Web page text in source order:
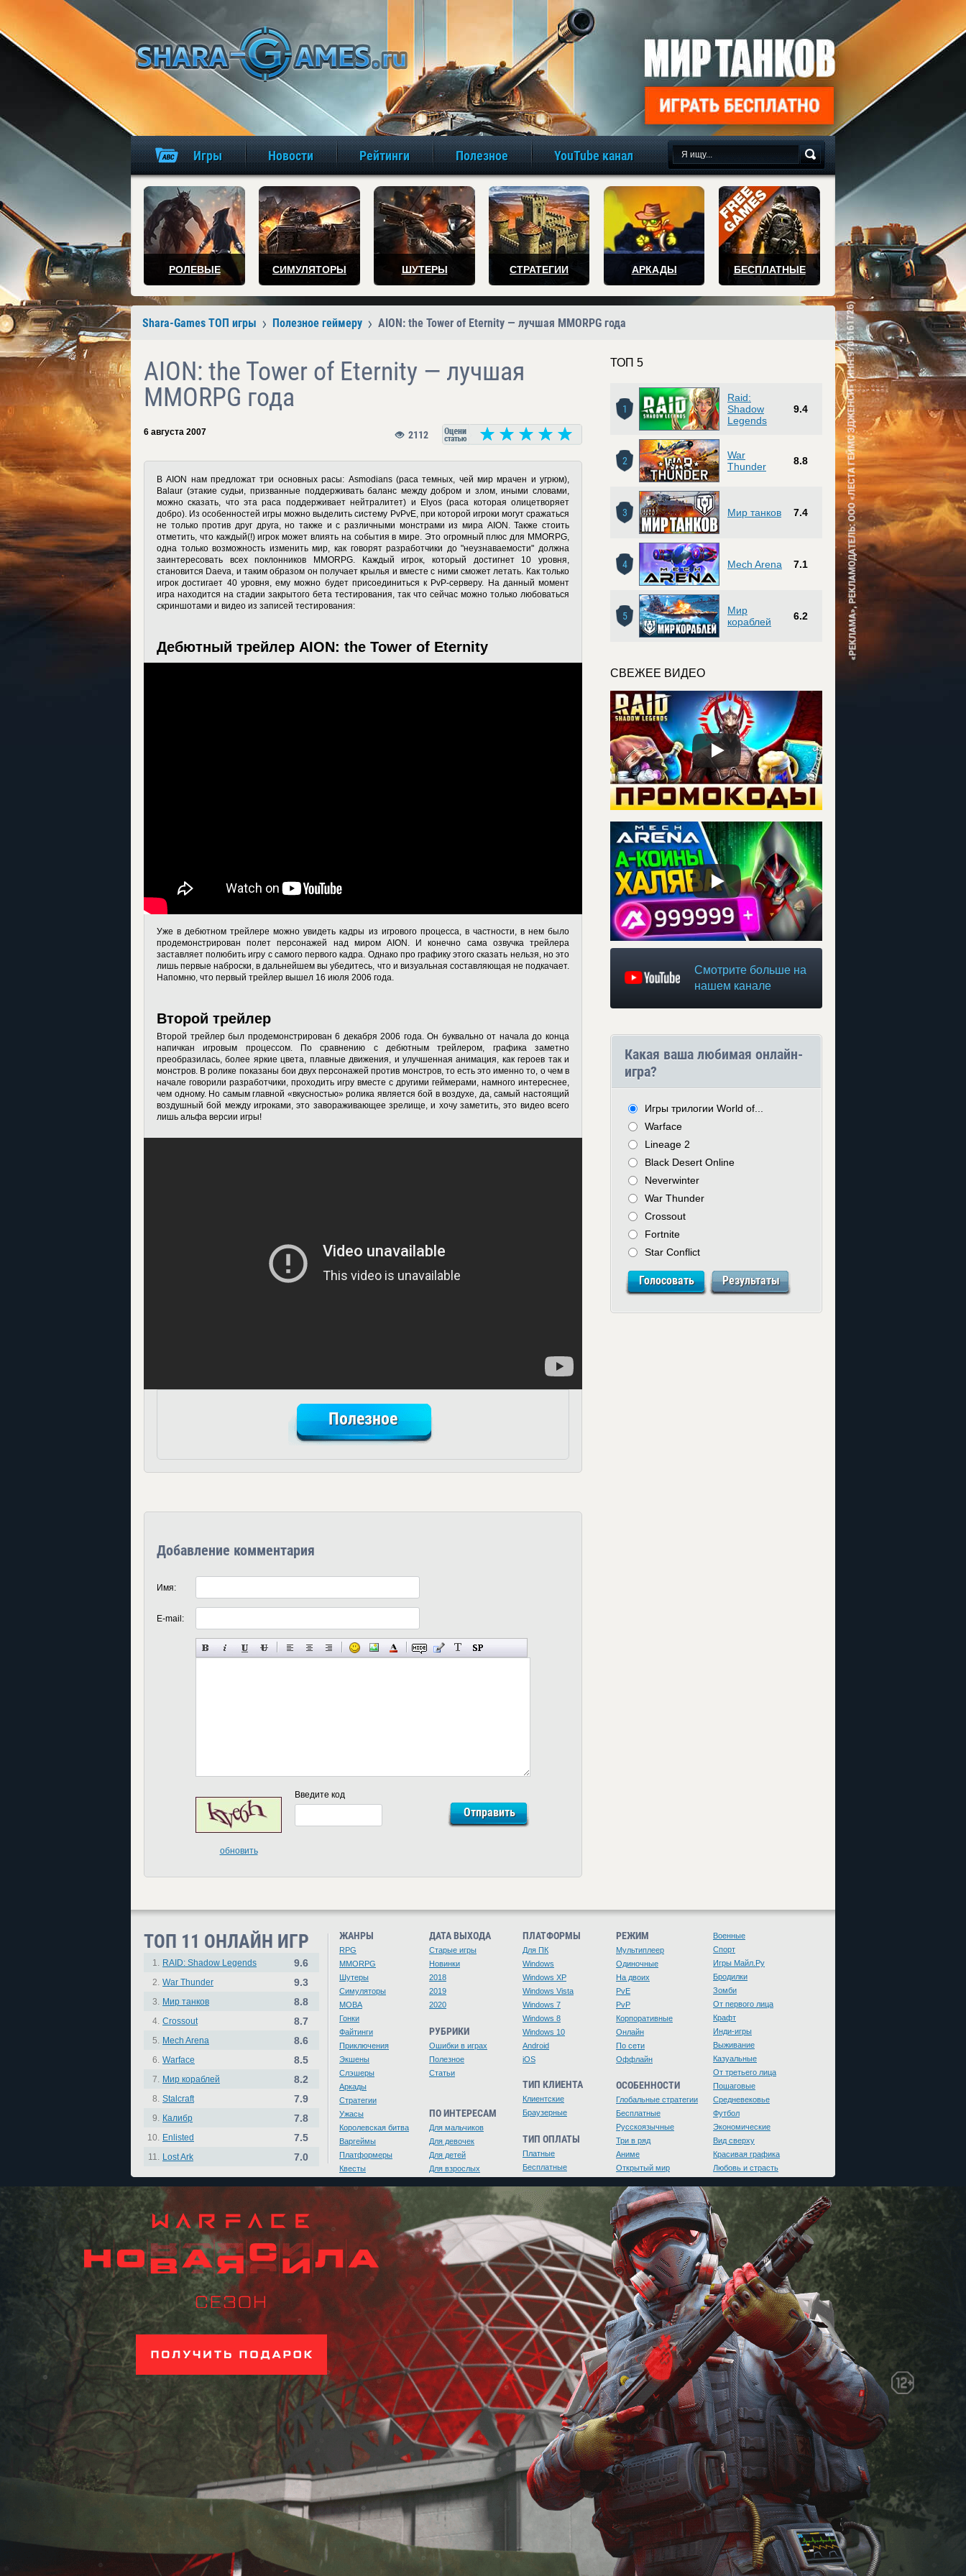
игры онлайн бесплатно
Игры Новости Рейтинги Полезное YouTube канал
РОЛЕВЫЕ СИМУЛЯТОРЫ ШУТЕРЫ СТРАТЕГИИ АРКАДЫ БЕСПЛАТНЫЕ
Shara-Games ТОП игры Полезное геймеру AION: the Tower of Eternity — лучшая MMORPG года
AION: the Tower of Eternity — лучшая
MMORPG года
6 августа 2007 2112
В AION нам предложат три основных расы: Asmodians (раса темных, чей мир мрачен и угрюм),
Balaur (этакие судьи, призванные поддерживать баланс между добром и злом, иными словами,
можно сказать, что эта раса поддерживает нейтралитет) и Elyos (раса которая олицетворяет
добро). Из особенностей игры можно выделить систему PvPvE, при которой игроки могут сражаться
не только против друг друга, но также и с различными монстрами из мира AION. Также стоить
отметить, что каждый(!) игрок может влиять на события в мире. Это огромный плюс для MMORPG,
одна только возможность изменить мир, как говорят разработчики до "неузнаваемости" должна
заинтересовать всех поклонников MMORPG. Каждый игрок, который достигнет 10 уровня,
становится Daeva, и таким образом он получает крылья и вместе с ними сможет летать. Как только
игрок достигает 40 уровня, ему можно будет присоединиться к PvP-серверу. На данный момент
игра находится на стадии закрытого бета тестирования, так что сейчас можно только любоваться
скриншотами и видео из записей тестирования:
Дебютный трейлер AION: the Tower of Eternity
Уже в дебютном трейлере можно увидеть кадры из игрового процесса, в частности, в нем было
продемонстрирован полет персонажей над миром AION. И конечно сама озвучка трейлера
заставляет полюбить игру с самого первого кадра. Однако про графику этого сказать нельзя, но это
лишь первые наброски, в дальнейшем вы убедитесь, что и визуальная составляющая не подкачает.
Напомню, что первый трейлер вышел 16 июля 2006 года.
Второй трейлер
Второй трейлер был продемонстрирован 6 декабря 2006 года. Он буквально от начала до конца
напичкан игровым процессом. По сравнению с дебютным трейлером, графика заметно
преобразилась, более яркие цвета, плавные движения, и улучшенная анимация, как героев так и
монстров. В ролике показаны бои двух персонажей против монстров, то есть это именно то, о чем в
начале говорили разработчики, проходить игру вместе с другими геймерами, намного интереснее,
чем одному. Но самым главной «вкусностью» ролика является бой в воздухе, да, самый настоящий
воздушный бой между игроками, это завораживающее зрелище, и хочу заметить, это видео всего
лишь альфа версии игры!
Полезное
Добавление комментария
Имя:
E-mail:
обновить
Введите код
ТОП 5
1
Raid:
Shadow
Legends
9.4
2
War
Thunder
8.8
3 Мир танков 7.4
4 Mech Arena 7.1
5
Мир
кораблей
6.2
СВЕЖЕЕ ВИДЕО
Смотрите больше на
нашем канале
Какая ваша любимая онлайн-
игра?
Игры трилогии World of...
Warface
Lineage 2
Black Desert Online
Neverwinter
War Thunder
Crossout
Fortnite
Star Conflict
ТОП 11 ОНЛАЙН ИГР
1. RAID: Shadow Legends 9.6
2. War Thunder 9.3
3. Мир танков 8.8
4. Crossout 8.7
5. Mech Arena 8.6
6. Warface 8.5
7. Мир кораблей 8.2
8. Stalcraft 7.9
9. Калибр 7.8
10. Enlisted 7.5
11. Lost Ark 7.0
ЖАНРЫ
RPG
MMORPG
Шутеры
Симуляторы
MOBA
Гонки
Файтинги
Приключения
Экшены
Слэшеры
Аркады
Стратегии
Ужасы
Королевская битва
Варгеймы
Платформеры
Квесты
ДАТА ВЫХОДА
Старые игры
Новинки
2018
2019
2020
РУБРИКИ
Ошибки в играх
Полезное
Статьи
ПО ИНТЕРЕСАМ
Для мальчиков
Для девочек
Для детей
Для взрослых
ПЛАТФОРМЫ
Для ПК
Windows
Windows XP
Windows Vista
Windows 7
Windows 8
Windows 10
Android
iOS
ТИП КЛИЕНТА
Клиентские
Браузерные
ТИП ОПЛАТЫ
Платные
Бесплатные
РЕЖИМ
Мультиплеер
Одиночные
На двоих
PvE
PvP
Корпоративные
Онлайн
По сети
Оффлайн
ОСОБЕННОСТИ
Глобальные стратегии
Бесплатные
Русскоязычные
Три в ряд
Аниме
Открытый мир
Военные
Спорт
Игры Майл.Ру
Бродилки
Зомби
От первого лица
Крафт
Инди-игры
Выживание
Казуальные
От третьего лица
Пошаговые
Средневековье
Футбол
Экономические
Вид сверху
Красивая графика
Любовь и страсть